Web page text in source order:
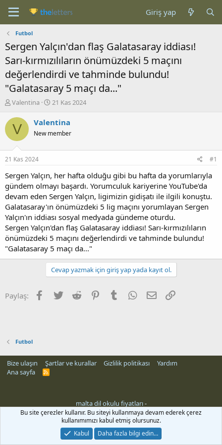
Giriş yap
Futbol
Sergen Yalçın'dan flaş Galatasaray iddiası!
Sarı-kırmızılıların önümüzdeki 5 maçını
değerlendirdi ve tahminde bulundu!
"Galatasaray 5 maçı da..."
K
n
b
u
u
b
a
ş
l
a
t
a
n
Valentina
B
ş
a
a
r
i
h
i
21 Kas 2024
V Valentina
New member
21 Kas 2024 #1
Sergen Yalçın, her hafta olduğu gibi bu hafta da yorumlarıyla
gündem olmayı başardı. Yorumculuk kariyerine YouTube'da
devam eden Sergen Yalçın, ligimizin gidişatı ile ilgili konuştu.
Galatasaray'ın önümüzdeki 5 lig maçını yorumlayan Sergen
Yalçın'ın iddiası sosyal medyada gündeme oturdu.
Sergen Yalçın'dan flaş Galatasaray iddiası! Sarı-kırmızılıların
önümüzdeki 5 maçını değerlendirdi ve tahminde bulundu!
"Galatasaray 5 maçı da..."
Cevap yazmak için giriş yap yada kayıt ol.
Paylaş: Facebook
Twitter Reddit PinterestTumblr WhatsApp
E-posta
Futbol
Bize ulaşın Şartlar ve kurallar Gizlilik politikası
Yardım
Ana sayfa
R
malta dil okulu fiyatları-
Bu site çerezler kullanır. Bu siteyi kullanmaya devam ederek çerez
kullanımımızı kabul etmiş olursunuz.
Kabul
Daha fazla bilgi edin…